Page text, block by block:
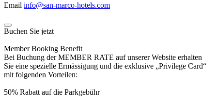
Email info@san-marco-hotels.com
Buchen Sie jetzt
Member Booking Benefit
Bei Buchung der MEMBER RATE auf unserer Website erhalten
Sie eine spezielle Ermässigung und die exklusive „Privilege Card“
mit folgenden Vorteilen:
50% Rabatt auf die Parkgebühr